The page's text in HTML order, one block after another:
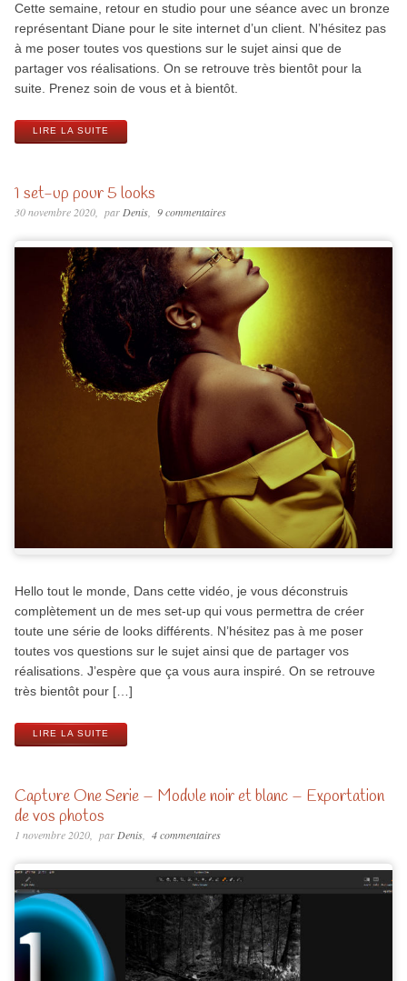
Cette semaine, retour en studio pour une séance avec un bronze
représentant Diane pour le site internet d’un client. N’hésitez pas
à me poser toutes vos questions sur le sujet ainsi que de
partager vos réalisations. On se retrouve très bientôt pour la
suite. Prenez soin de vous et à bientôt.
LIRE LA SUITE
1 set-up pour 5 looks
30 novembre 2020 par Denis 9 commentaires
Hello tout le monde, Dans cette vidéo, je vous déconstruis
complètement un de mes set-up qui vous permettra de créer
toute une série de looks différents. N’hésitez pas à me poser
toutes vos questions sur le sujet ainsi que de partager vos
réalisations. J’espère que ça vous aura inspiré. On se retrouve
très bientôt pour […]
LIRE LA SUITE
Capture One Serie – Module noir et blanc – Exportation
de vos photos
1 novembre 2020 par Denis 4 commentaires